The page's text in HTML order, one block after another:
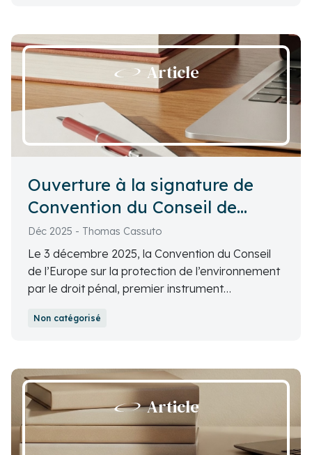
Article
Ouverture à la signature de
Convention du Conseil de
l’Europe sur la protection de
l’environnement par le droit
pénal
Déc 2025 - Thomas Cassuto
Le 3 décembre 2025, la Convention du Conseil
de l’Europe sur la protection de l’environnement
par le droit pénal, premier instrument
ouvert à la signature
Non catégorisé
Article